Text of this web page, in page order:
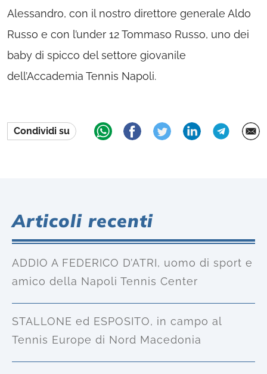
Alessandro, con il nostro direttore generale Aldo
Russo e con l’under 12 Tommaso Russo, uno dei
baby di spicco del settore giovanile
dell’Accademia Tennis Napoli.
Condividi su
Articoli recenti
ADDIO A FEDERICO D’ATRI, uomo di sport e
amico della Napoli Tennis Center
STALLONE ed ESPOSITO, in campo al
Tennis Europe di Nord Macedonia